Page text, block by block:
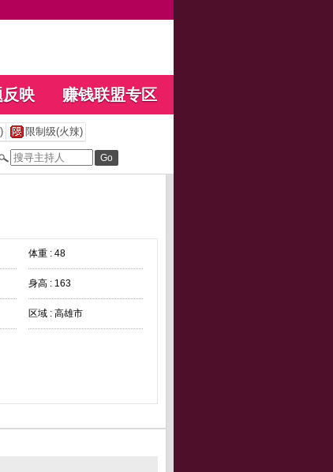
反映 赚钱联盟专区
限制级(火辣)
体重 : 48
身高 : 163
区域 : 高雄市